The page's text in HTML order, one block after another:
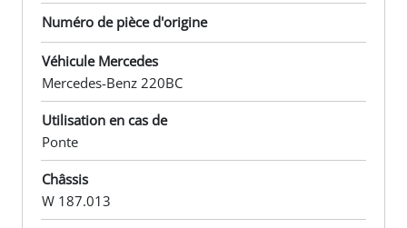
Numéro de pièce d'origine
Véhicule Mercedes
Mercedes-Benz 220BC
Utilisation en cas de
Ponte
Châssis
W 187.013